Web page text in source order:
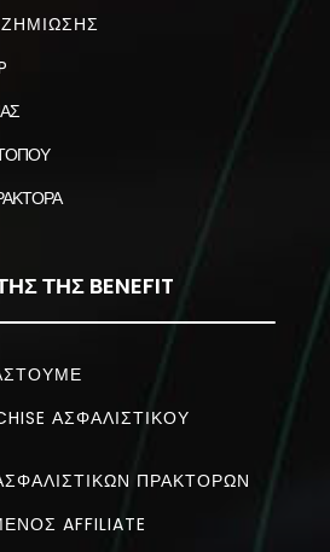
ΤΗΣ BENEFIT
ΑΣΦΑΛΙΣΤΙΚΟΎ
ΠΡΑΚΤΌΡΩΝ
AFFILIATE